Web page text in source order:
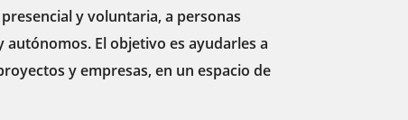
y voluntaria, a personas
El objetivo es ayudarles a
y empresas, en un espacio de